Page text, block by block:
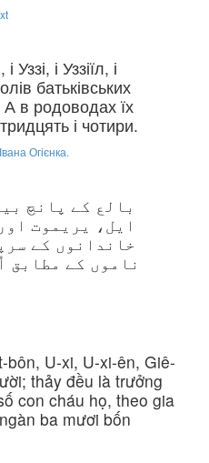
і Уззіїл, і
батьківських
А в родоводах їх
і чотири.
Огієнка.
بالع کے پانچ
ایل، یریموت
خاندانوں کے
U-xi, U-xi-ên, Giê-
thảy đều là trưởng
con cháu họ, theo gia
ba mươi bốn